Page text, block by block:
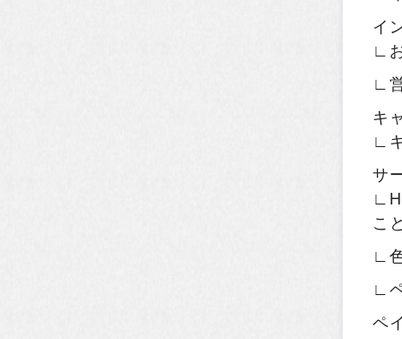
イ
∟
∟
キ
∟
サ
こ
∟
∟
ペ